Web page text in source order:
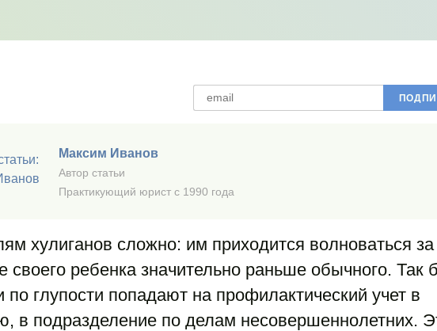
Максим Иванов
Автор статьи
Практикующий юрист с 1990 года
хулиганов сложно: им приходится волноваться за
своего ребенка значительно раньше обычного. Так
по глупости попадают на профилактический учет в
в подразделение по делам несовершеннолетних.